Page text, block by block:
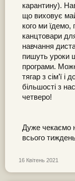
карантину).
що виховує
кого ми їдемо,
канцтовари
навчання
пишуть уроки
програми.
тягар з сім’ї
більшості з
четверо!
Дуже чекаємо
всього
16 Квітень 2021